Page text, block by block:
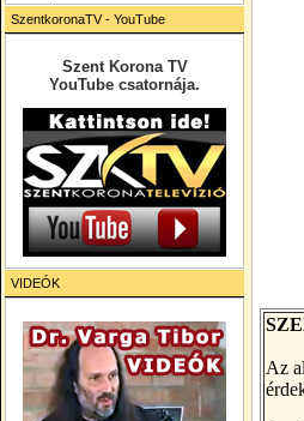
SzentkoronaTV - YouTube
Szent Korona TV
YouTube csatornája.
VIDEÓK
Az